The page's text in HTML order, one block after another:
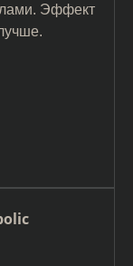
Эффект